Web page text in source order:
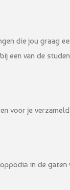
die jou graag
een van de
voor je
in de gaten